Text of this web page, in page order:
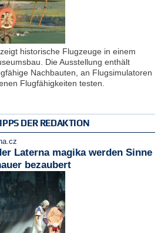
historische Flugzeuge in einem
Die Ausstellung enthält
Nachbauten, an Flugsimulatoren
Flugfähigkeiten testen.
DER REDAKTION
Laterna magika werden Sinne
bezaubert